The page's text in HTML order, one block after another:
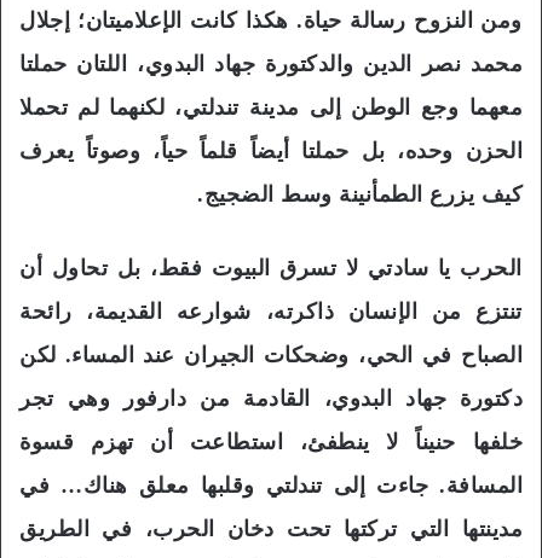
ومن النزوح رسالة حياة. هكذا كانت الإعلاميتان؛ إجلال
محمد نصر الدين والدكتورة جهاد البدوي، اللتان حملتا
معهما وجع الوطن إلى مدينة تندلتي، لكنهما لم تحملا
الحزن وحده، بل حملتا أيضاً قلماً حياً، وصوتاً يعرف
كيف يزرع الطمأنينة وسط الضجيج.
الحرب يا سادتي لا تسرق البيوت فقط، بل تحاول أن
تنتزع من الإنسان ذاكرته، شوارعه القديمة، رائحة
الصباح في الحي، وضحكات الجيران عند المساء. لكن
دكتورة جهاد البدوي، القادمة من دارفور وهي تجر
خلفها حنيناً لا ينطفئ، استطاعت أن تهزم قسوة
المسافة. جاءت إلى تندلتي وقلبها معلق هناك… في
مدينتها التي تركتها تحت دخان الحرب، في الطريق